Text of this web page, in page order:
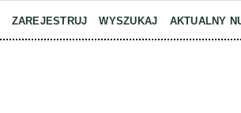
ZAREJESTRUJ WYSZUKAJ AKTUALNY